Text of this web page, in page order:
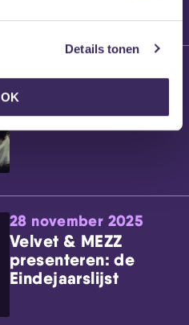
Details tonen
OKWillem’s Blog: Ão
28 november 2025
Velvet & MEZZ
presenteren: de
Eindejaarslijst